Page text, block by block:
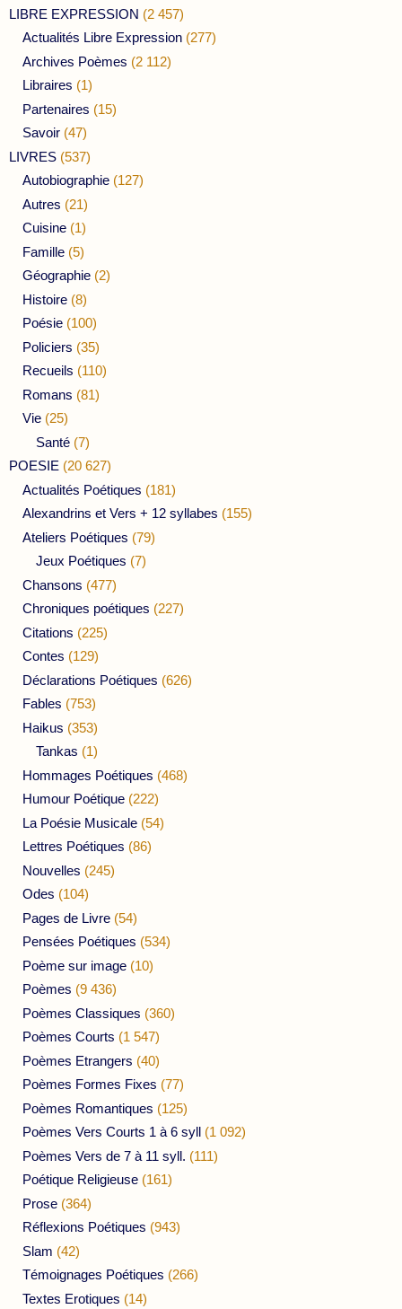
LIBRE EXPRESSION (2 457)
Actualités Libre Expression (277)
Archives Poèmes (2 112)
Libraires (1)
Partenaires (15)
Savoir (47)
LIVRES (537)
Autobiographie (127)
Autres (21)
Cuisine (1)
Famille (5)
Géographie (2)
Histoire (8)
Poésie (100)
Policiers (35)
Recueils (110)
Romans (81)
Vie (25)
Santé (7)
POESIE (20 627)
Actualités Poétiques (181)
Alexandrins et Vers + 12 syllabes (155)
Ateliers Poétiques (79)
Jeux Poétiques (7)
Chansons (477)
Chroniques poétiques (227)
Citations (225)
Contes (129)
Déclarations Poétiques (626)
Fables (753)
Haikus (353)
Tankas (1)
Hommages Poétiques (468)
Humour Poétique (222)
La Poésie Musicale (54)
Lettres Poétiques (86)
Nouvelles (245)
Odes (104)
Pages de Livre (54)
Pensées Poétiques (534)
Poème sur image (10)
Poèmes (9 436)
Poèmes Classiques (360)
Poèmes Courts (1 547)
Poèmes Etrangers (40)
Poèmes Formes Fixes (77)
Poèmes Romantiques (125)
Poèmes Vers Courts 1 à 6 syll (1 092)
Poèmes Vers de 7 à 11 syll. (111)
Poétique Religieuse (161)
Prose (364)
Réflexions Poétiques (943)
Slam (42)
Témoignages Poétiques (266)
Textes Erotiques (14)